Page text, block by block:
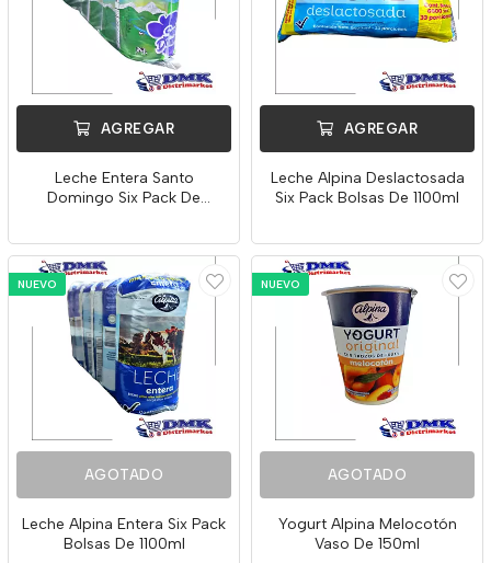
AGREGAR
Leche Entera Santo
Domingo Six Pack De
AGREGAR
Leche Alpina Deslactosada
Six Pack Bolsas De 1100ml
NUEVO
AGOTADO
Leche Alpina Entera Six Pack
Bolsas De 1100ml
NUEVO
AGOTADO
Yogurt Alpina Melocotón
Vaso De 150ml